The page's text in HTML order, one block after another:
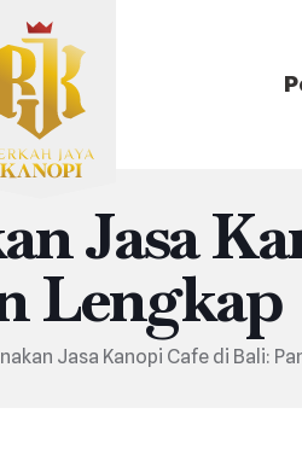
Jasa
Lengkap
Jasa Kanopi Cafe di Bali: